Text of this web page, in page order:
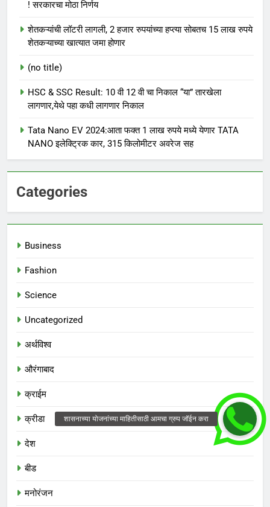
! सरकारचा मोठा निर्णय
शेतकऱ्यांची लॉटरी लागली, 2 हजार रुपयांच्या हप्त्या सोबतच 15 लाख रुपये
शेतकऱ्याच्या खात्यात जमा होणार
(no title)
HSC & SSC Result: 10 वी 12 वी चा निकाल “या” तारखेला
लागणार,येथे पहा कधी लागणार निकाल
Tata Nano EV 2024:आता फक्त 1 लाख रुपये मध्ये येणार TATA
NANO इलेक्ट्रिक कार, 315 किलोमीटर अवरेज सह
Categories
Business
Fashion
Science
Uncategorized
अर्थविश्व
औरंगाबाद
क्राईम
क्रीडा
देश
बीड
मनोरंजन